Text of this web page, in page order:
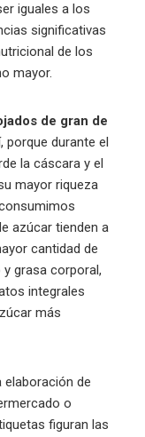
iguales a los
significativas
de los
mayor.
de gran de
porque durante el
la cáscara y el
mayor riqueza
azúcar tienden a
cantidad de
grasa corporal,
integrales
más
elaboración de
o
figuran las